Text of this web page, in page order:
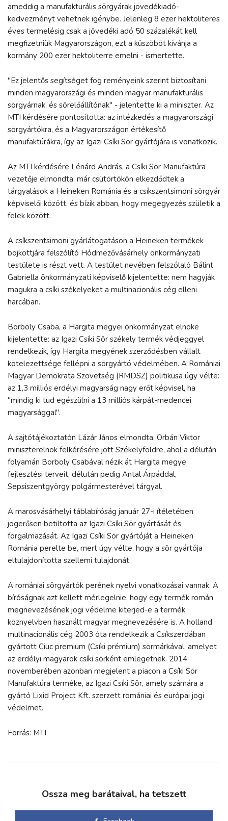
ameddig a manufakturális sörgyárak jövedékiadó-
kedvezményt vehetnek igénybe. Jelenleg 8 ezer hektoliteres
éves termelésig csak a jövedéki adó 50 százalékát kell
megfizetniük Magyarországon, ezt a küszöböt kívánja a
kormány 200 ezer hektoliterre emelni - ismertette.
"Ez jelentős segítséget fog reményeink szerint biztosítani
minden magyarországi és minden magyar manufakturális
sörgyárnak, és sörelőállítónak" - jelentette ki a miniszter. Az
MTI kérdésére pontosította: az intézkedés a magyarországi
sörgyártókra, és a Magyarországon értékesítő
manufaktúrákra, így az Igazi Csíki Sör gyártójára is vonatkozik.
Az MTI kérdésére Lénárd András, a Csíki Sör Manufaktúra
vezetője elmondta: már csütörtökön elkezdődtek a
tárgyalások a Heineken Románia és a csíkszentsimoni sörgyár
képviselői között, és bízik abban, hogy megegyezés születik a
felek között.
A csíkszentsimoni gyárlátogatáson a Heineken termékek
bojkottjára felszólító Hódmezővásárhely önkormányzati
testülete is részt vett. A testület nevében felszólaló Bálint
Gabriella önkormányzati képviselő kijelentette: nem hagyják
magukra a csíki székelyeket a multinacionális cég elleni
harcában.
Borboly Csaba, a Hargita megyei önkormányzat elnöke
kijelentette: az Igazi Csíki Sör székely termék védjeggyel
rendelkezik, így Hargita megyének szerződésben vállalt
kötelezettsége fellépni a sörgyártó védelmében. A Romániai
Magyar Demokrata Szövetség (RMDSZ) politikusa úgy vélte:
az 1,3 milliós erdélyi magyarság nagy erőt képvisel, ha
"mindig ki tud egészülni a 13 milliós kárpát-medencei
magyarsággal".
A sajtótájékoztatón Lázár János elmondta, Orbán Viktor
miniszterelnök felkérésére jött Székelyföldre, ahol a délután
folyamán Borboly Csabával nézik át Hargita megye
fejlesztési terveit, délután pedig Antal Árpáddal,
Sepsiszentgyörgy polgármesterével tárgyal.
A marosvásárhelyi táblabíróság január 27-i ítéletében
jogerősen betiltotta az Igazi Csíki Sör gyártását és
forgalmazását. Az Igazi Csíki Sör gyártóját a Heineken
Románia perelte be, mert úgy vélte, hogy a sör gyártója
eltulajdonította szellemi tulajdonát.
A romániai sörgyártók perének nyelvi vonatkozásai vannak. A
bíróságnak azt kellett mérlegelnie, hogy egy termék román
megnevezésének jogi védelme kiterjed-e a termék
köznyelvben használt magyar megnevezésére is. A holland
multinacionális cég 2003 óta rendelkezik a Csíkszerdában
gyártott Ciuc premium (Csíki prémium) sörmárkával, amelyet
az erdélyi magyarok csíki sörként emlegetnek. 2014
novemberében azonban megjelent a piacon a Csíki Sör
Manufaktúra terméke, az Igazi Csíki Sör, amely számára a
gyártó Lixid Project Kft. szerzett romániai és európai jogi
védelmet.
Forrás: MTI
Ossza meg barátaival, ha tetszett